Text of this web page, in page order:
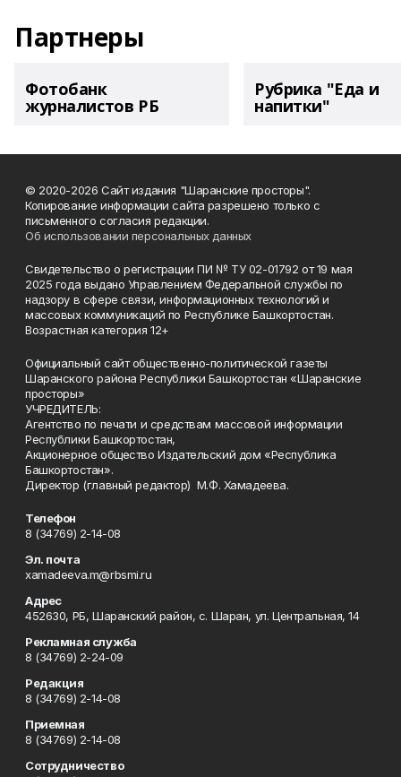
Партнеры
Фотобанк
журналистов РБ
Рубрика "Еда и
напитки"
© 2020-2026 Сайт издания "Шаранские просторы".
Копирование информации сайта разрешено только с
письменного согласия редакции.
Об использовании персональных данных
Свидетельство о регистрации ПИ № ТУ 02-01792 от 19 мая
2025 года выдано Управлением Федеральной службы по
надзору в сфере связи, информационных технологий и
массовых коммуникаций по Республике Башкортостан.
Возрастная категория 12+
Официальный сайт общественно-политической газеты
Шаранского района Республики Башкортостан «Шаранские
просторы»
УЧРЕДИТЕЛЬ:
Агентство по печати и средствам массовой информации
Республики Башкортостан,
Акционерное общество Издательский дом «Республика
Башкортостан».
Директор (главный редактор) М.Ф. Хамадеева.
Телефон
8 (34769) 2-14-08
Эл. почта
xamadeeva.m@rbsmi.ru
Адрес
452630, РБ, Шаранский район, с. Шаран, ул. Центральная, 14
Рекламная служба
8 (34769) 2-24-09
Редакция
8 (34769) 2-14-08
Приемная
8 (34769) 2-14-08
Сотрудничество